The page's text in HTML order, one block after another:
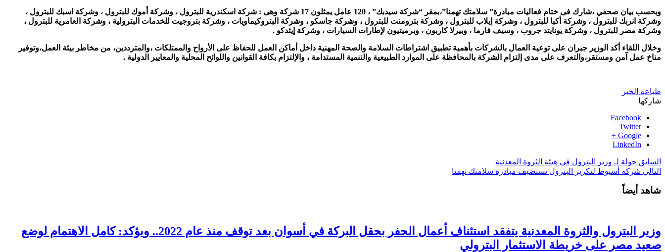
وبحسب بيان صحفي ،شارك فى ختام فعاليات مبادرة” سلامتك تهمنا”،بمقر “شركة سيدبك” ، 120 عامل يمثلون 17 شركة وهى : شركة اسكندرية للبترول ، وشركة أموك للبترول ، وشركة اسبك للبترول ،
وشركة انربك للبترول ، وشركة أكبا للبترول ، وشركة إيلاب للبترول ، وشركة بترومنت للبترول ، وشركة جاسكو ، وشركة البتروكيماويات ، وشركة بتروجيت للخدمات البترولية ، وشركة العامرية للبترول ،
وشركة مصر للبترول ، وشركة يونايتد جروب ، وسيف فارما ، وبيرلا كاربون ، وبرميتيون لإطارات السيارات ، وشركة إيثدكو .
وخلال اللقاء أكد الوزير جبران على توعية العمال بالشركات بأهمية تطبيق اشتراطات السلامة والصحة المهنية داخل أماكن العمل للحفاظ على الأرواح والممتلكات ،والمترددين، من مخاطر بيئة العمل،وتوفير
مناخ عمل آمن ومستقر،والتعرف على مدى إلتزام الشركة بالمحافظة على الموارد الطبيعية والتنمية المستدامة ، والإلتزام بكافة القوانين واللوائح المحلية والمعايير الدولية .
طباعه الخبر
شاركها
Facebook
Twitter
Google +
LinkedIn
السابق جولة لـ وزير البترول في هيئة الثروة المعدنية
التالي شركة أسيوط لتكرير البترول تستضيف مبادرة سلامتك تهمنا
شاهد أيضاً
وزير البترول والثروة المعدنية يتفقد استئناف أعمال الحفر بحقل البركة في أسوان بعد توقف منذ عام 2022.. ويؤكد: كامل الاهتمام لوضع
صعيد مصر على خريطة الاستثمار البترولي